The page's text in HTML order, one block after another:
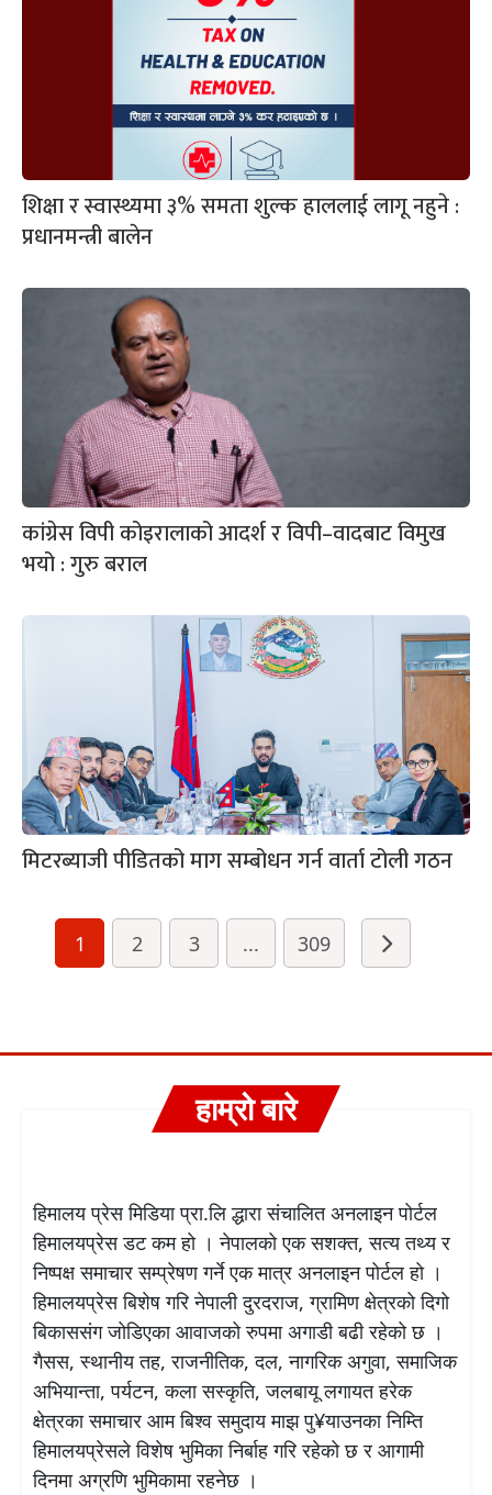
शिक्षा र स्वास्थ्यमा ३% समता शुल्क हाललाई लागू नहुने :
प्रधानमन्त्री बालेन
कांग्रेस विपी कोइरालाको आदर्श र विपी–वादबाट विमुख
भयो : गुरु बराल
मिटरब्याजी पीडितको माग सम्बोधन गर्न वार्ता टोली गठन
1 2 3 ... 309
हाम्रो बारे
हिमालय प्रेस मिडिया प्रा.लि द्धारा संचालित अनलाइन पोर्टल
हिमालयप्रेस डट कम हो । नेपालको एक सशक्त, सत्य तथ्य र
निष्पक्ष समाचार सम्प्रेषण गर्ने एक मात्र अनलाइन पोर्टल हो ।
हिमालयप्रेस बिशेष गरि नेपाली दुरदराज, ग्रामिण क्षेत्रको दिगो
बिकाससंग जोडिएका आवाजको रुपमा अगाडी बढी रहेको छ ।
गैसस, स्थानीय तह, राजनीतिक, दल, नागरिक अगुवा, समाजिक
अभियान्ता, पर्यटन, कला सस्कृति, जलबायू लगायत हरेक
क्षेत्रका समाचार आम बिश्व समुदाय माझ पु¥याउनका निम्ति
हिमालयप्रेसले विशेष भुमिका निर्बाह गरि रहेको छ र आगामी
दिनमा अग्रणि भुमिकामा रहनेछ ।